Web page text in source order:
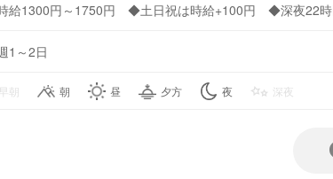
給1300円～1750円 ◆土日祝は時給+100円 ◆深夜22
1～2日
朝 朝 昼 夕方 夜 深夜